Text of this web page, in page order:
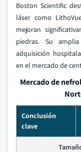
Boston Scientific
láser como
mejoran
piedras. Su
adquisición
en el mercado de
Mercado de
Conclusión
clave